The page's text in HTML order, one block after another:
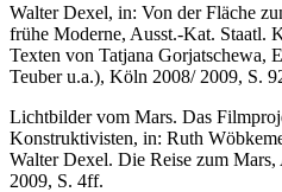
Walter Dexel, in: Von der Fläche
frühe Moderne, Ausst.-Kat. Staatl.
Texten von Tatjana Gorjatschewa,
Teuber u.a.), Köln 2008/ 2009, S.
Lichtbilder vom Mars. Das
Konstruktivisten, in: Ruth
Walter Dexel. Die Reise zum Mars,
2009, S. 4ff.